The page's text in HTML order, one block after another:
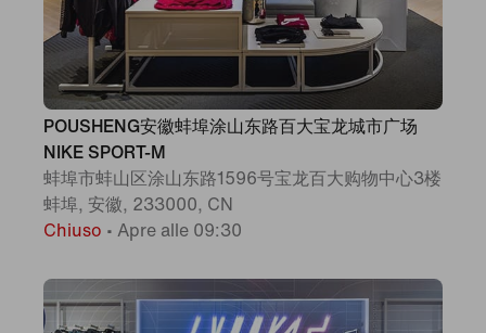
POUSHENG安徽蚌埠涂山东路百大宝龙城市广场
NIKE SPORT-M
蚌埠市蚌山区涂山东路1596号宝龙百大购物中心3楼
蚌埠, 安徽, 233000, CN
Chiuso • Apre alle 09:30